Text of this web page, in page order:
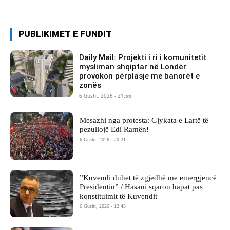
PUBLIKIMET E FUNDIT
Daily Mail: Projekti i ri i komunitetit
mysliman shqiptar në Londër
provokon përplasje me banorët e
zonës
6 Gusht, 2026 - 21:56
Mesazhi nga protesta: Gjykata e Lartë të
pezullojë Edi Ramën!
6 Gusht, 2026 - 20:21
​”Kuvendi duhet të zgjedhë me emergjencë
Presidentin” / Hasani sqaron hapat pas
konstituimit të Kuvendit
6 Gusht, 2026 - 12:43